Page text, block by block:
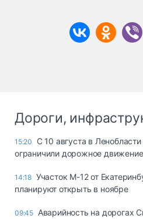
Дороги,
15:20
С 10 августа в
ограничили дорожное движение
14:18 Участок М-12 от
планируют открыть в ноябре
09:45 Аварийность на дорогах